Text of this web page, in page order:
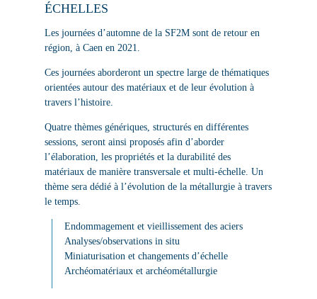
ÉCHELLES
Les journées d’automne de la SF2M sont de retour en
région, à Caen en 2021.
Ces journées aborderont un spectre large de thématiques
orientées autour des matériaux et de leur évolution à
travers l’histoire.
Quatre thèmes génériques, structurés en différentes
sessions, seront ainsi proposés afin d’aborder
l’élaboration, les propriétés et la durabilité des
matériaux de manière transversale et multi-échelle. Un
thème sera dédié à l’évolution de la métallurgie à travers
le temps.
Endommagement et vieillissement des aciers
Analyses/observations in situ
Miniaturisation et changements d’échelle
Archéomatériaux et archéométallurgie